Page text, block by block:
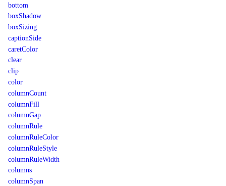
bottom
boxShadow
boxSizing
captionSide
caretColor
clear
clip
color
columnCount
columnFill
columnGap
columnRule
columnRuleColor
columnRuleStyle
columnRuleWidth
columns
columnSpan